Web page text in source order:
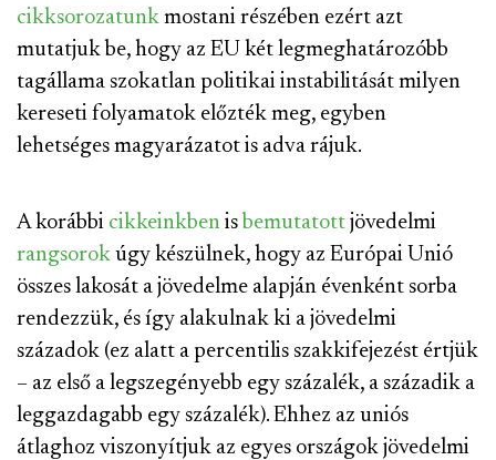
cikksorozatunk mostani részében ezért azt
mutatjuk be, hogy az EU két legmeghatározóbb
tagállama szokatlan politikai instabilitását milyen
kereseti folyamatok előzték meg, egyben
lehetséges magyarázatot is adva rájuk.
A korábbi cikkeinkben is bemutatott jövedelmi
rangsorok úgy készülnek, hogy az Európai Unió
összes lakosát a jövedelme alapján évenként sorba
rendezzük, és így alakulnak ki a jövedelmi
századok (ez alatt a percentilis szakkifejezést értjük
– az első a legszegényebb egy százalék, a századik a
leggazdagabb egy százalék). Ehhez az uniós
átlaghoz viszonyítjuk az egyes országok jövedelmi